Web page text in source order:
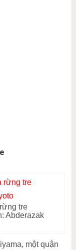
tre
Abderazak
một quận